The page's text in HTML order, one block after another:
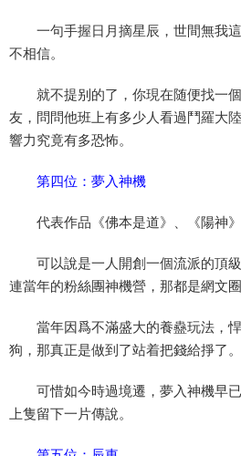
一句手握日月摘星辰，世間無我
不相信。
就不提别的了，你現在随便找一
友，問問他班上有多少人看過鬥羅大
響力究竟有多恐怖。
第四位：夢入神機
代表作品《佛本是道》、《陽神》
可以說是一人開創一個流派的頂
連當年的粉絲團神機營，那都是網文
當年因爲不滿盛大的養蠱玩法，
狗，那真正是做到了站着把錢給掙了。
可惜如今時過境遷，夢入神機早
上隻留下一片傳說。